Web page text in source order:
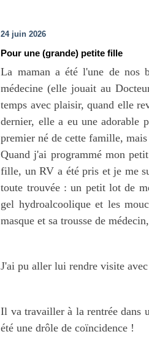
24 juin 2026
Pour une (grande) petite fille
La maman a été l'une de nos
médecine (elle jouait au
temps avec plaisir, quand elle
dernier, elle a eu une adorable
premier né de cette famille,
Quand j'ai programmé mon
fille, un RV a été pris et je me
toute trouvée : un petit lot de
gel hydroalcoolique et les
masque et sa trousse de
J'ai pu aller lui rendre visite
Il va travailler à la rentrée dans
été une drôle de coïncidence !